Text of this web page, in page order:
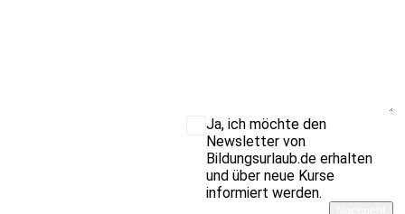
Ja, ich möchte den
Newsletter von
Bildungsurlaub.de erhalten
und über neue Kurse
informiert werden.